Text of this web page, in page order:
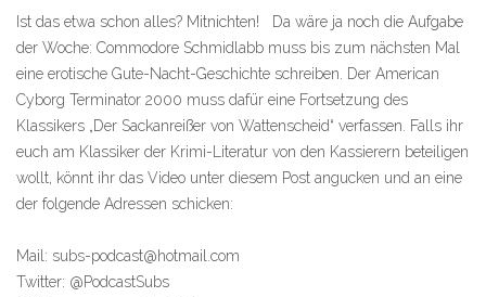
Ist das etwa schon alles? Mitnichten! Da wäre ja noch die Aufgabe
der Woche: Commodore Schmidlabb muss bis zum nächsten Mal
eine erotische Gute-Nacht-Geschichte schreiben. Der American
Cyborg Terminator 2000 muss dafür eine Fortsetzung des
Klassikers „Der Sackanreißer von Wattenscheid“ verfassen. Falls ihr
euch am Klassiker der Krimi-Literatur von den Kassierern beteiligen
wollt, könnt ihr das Video unter diesem Post angucken und an eine
der folgende Adressen schicken:
Mail: subs-podcast@hotmail.com
Twitter: @PodcastSubs